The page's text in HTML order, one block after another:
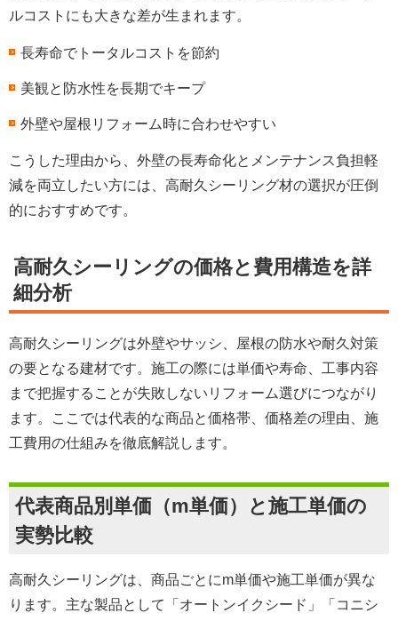
ルコストにも大きな差が生まれます。
長寿命でトータルコストを節約
美観と防水性を長期でキープ
外壁や屋根リフォーム時に合わせやすい
こうした理由から、外壁の長寿命化とメンテナンス負担軽
減を両立したい方には、高耐久シーリング材の選択が圧倒
的におすすめです。
高耐久シーリングの価格と費用構造を詳
細分析
高耐久シーリングは外壁やサッシ、屋根の防水や耐久対策
の要となる建材です。施工の際には単価や寿命、工事内容
まで把握することが失敗しないリフォーム選びにつながり
ます。ここでは代表的な商品と価格帯、価格差の理由、施
工費用の仕組みを徹底解説します。
代表商品別単価（m単価）と施工単価の
実勢比較
高耐久シーリングは、商品ごとにm単価や施工単価が異な
ります。主な製品として「オートンイクシード」「コニシ